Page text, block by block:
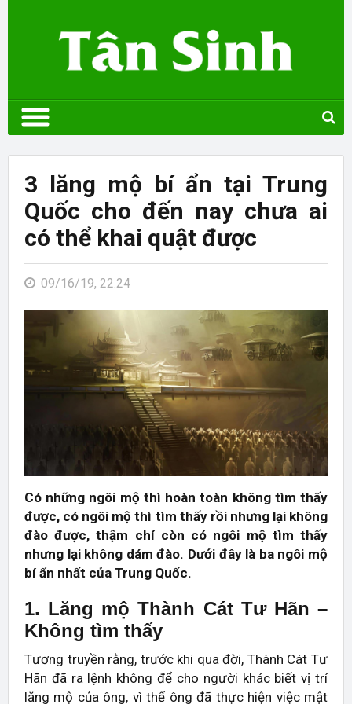
3 lăng mộ bí ẩn tại Trung
Quốc cho đến nay chưa ai
có thể khai quật được
09/16/19, 22:24
Có những ngôi mộ thì hoàn toàn không tìm thấy
được, có ngôi mộ thì tìm thấy rồi nhưng lại không
đào được, thậm chí còn có ngôi mộ tìm thấy
nhưng lại không dám đào. Dưới đây là ba ngôi mộ
bí ẩn nhất của Trung Quốc.
1. Lăng mộ Thành Cát Tư Hãn –
Không tìm thấy
Tương truyền rằng, trước khi qua đời, Thành Cát Tư
Hãn đã ra lệnh không để cho người khác biết vị trí
lăng mộ của ông, vì thế ông đã thực hiện việc mật